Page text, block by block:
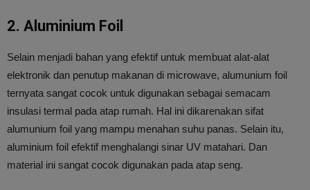
2. Aluminium Foil
Selain menjadi bahan yang efektif untuk membuat alat-alat
elektronik dan penutup makanan di microwave, alumunium foil
ternyata sangat cocok untuk digunakan sebagai semacam
insulasi termal pada atap rumah. Hal ini dikarenakan sifat
alumunium foil yang mampu menahan suhu panas. Selain itu,
aluminium foil efektif menghalangi sinar UV matahari. Dan
material ini sangat cocok digunakan pada atap seng.